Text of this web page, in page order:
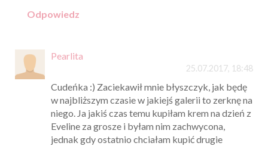
Odpowiedz
Pearlita
25.07.2017, 18:48
Cudeńka :) Zaciekawił mnie błyszczyk, jak będę
w najbliższym czasie w jakiejś galerii to zerknę na
niego. Ja jakiś czas temu kupiłam krem na dzień z
Eveline za grosze i byłam nim zachwycona,
jednak gdy ostatnio chciałam kupić drugie